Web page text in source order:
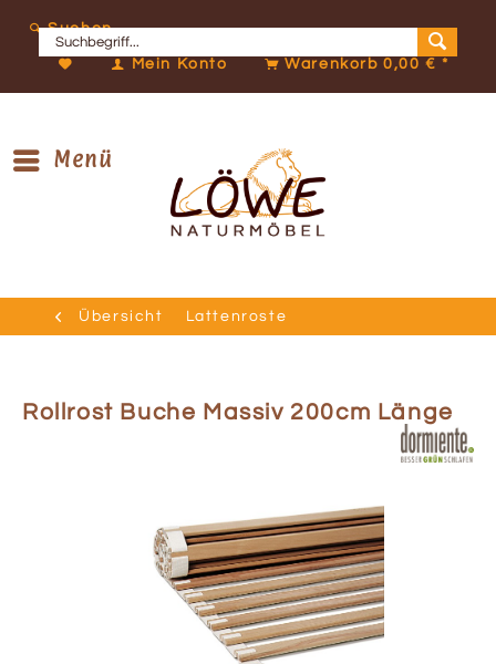
Suchen
Mein Konto Warenkorb0,00 € *
Menü
Übersicht Lattenroste
Rollrost Buche Massiv 200cm Länge